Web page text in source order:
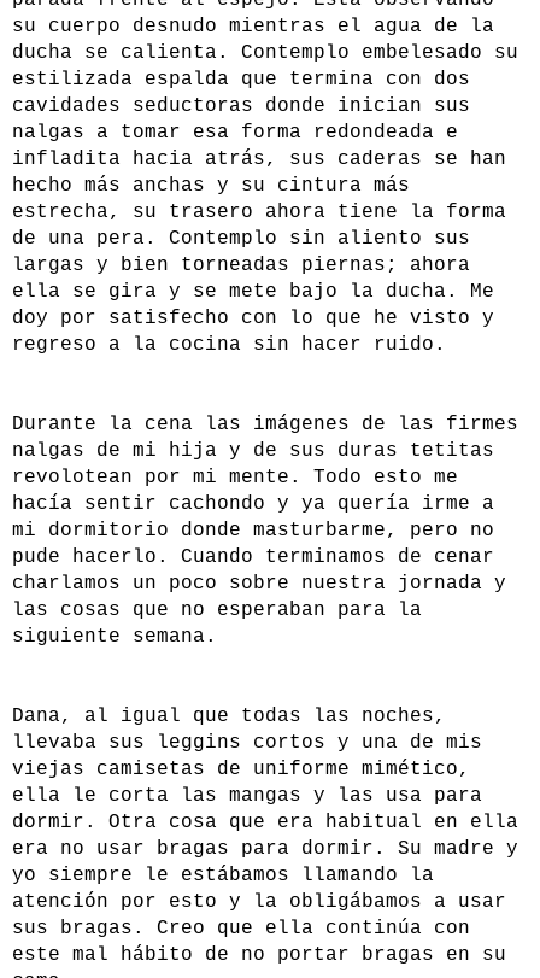
su cuerpo desnudo mientras el agua de la
ducha se calienta. Contemplo embelesado su
estilizada espalda que termina con dos
cavidades seductoras donde inician sus
nalgas a tomar esa forma redondeada e
infladita hacia atrás, sus caderas se han
hecho más anchas y su cintura más
estrecha, su trasero ahora tiene la forma
de una pera. Contemplo sin aliento sus
largas y bien torneadas piernas; ahora
ella se gira y se mete bajo la ducha. Me
doy por satisfecho con lo que he visto y
regreso a la cocina sin hacer ruido.
Durante la cena las imágenes de las firmes
nalgas de mi hija y de sus duras tetitas
revolotean por mi mente. Todo esto me
hacía sentir cachondo y ya quería irme a
mi dormitorio donde masturbarme, pero no
pude hacerlo. Cuando terminamos de cenar
charlamos un poco sobre nuestra jornada y
las cosas que no esperaban para la
siguiente semana.
Dana, al igual que todas las noches,
llevaba sus leggins cortos y una de mis
viejas camisetas de uniforme mimético,
ella le corta las mangas y las usa para
dormir. Otra cosa que era habitual en ella
era no usar bragas para dormir. Su madre y
yo siempre le estábamos llamando la
atención por esto y la obligábamos a usar
sus bragas. Creo que ella continúa con
este mal hábito de no portar bragas en su